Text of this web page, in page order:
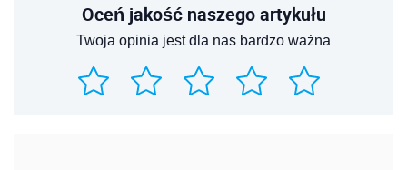
Oceń jakość naszego artykułu
Twoja opinia jest dla nas bardzo ważna